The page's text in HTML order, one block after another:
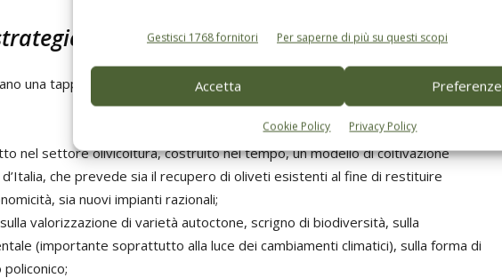
Gestisci 1768 fornitori Per saperne di più su questi scopi
Accetta Preferenze
Cookie Policy Privacy Policy
una tappa importante per ribadire un progetto strategico che ha come
nel settore olivicoltura, costruito nel tempo, un modello di coltivazione
che prevede sia il recupero di oliveti esistenti al fine di restituire
sia nuovi impianti razionali;
valorizzazione di varietà autoctone, scrigno di biodiversità, sulla
(importante soprattutto alla luce dei cambiamenti climatici), sulla forma di